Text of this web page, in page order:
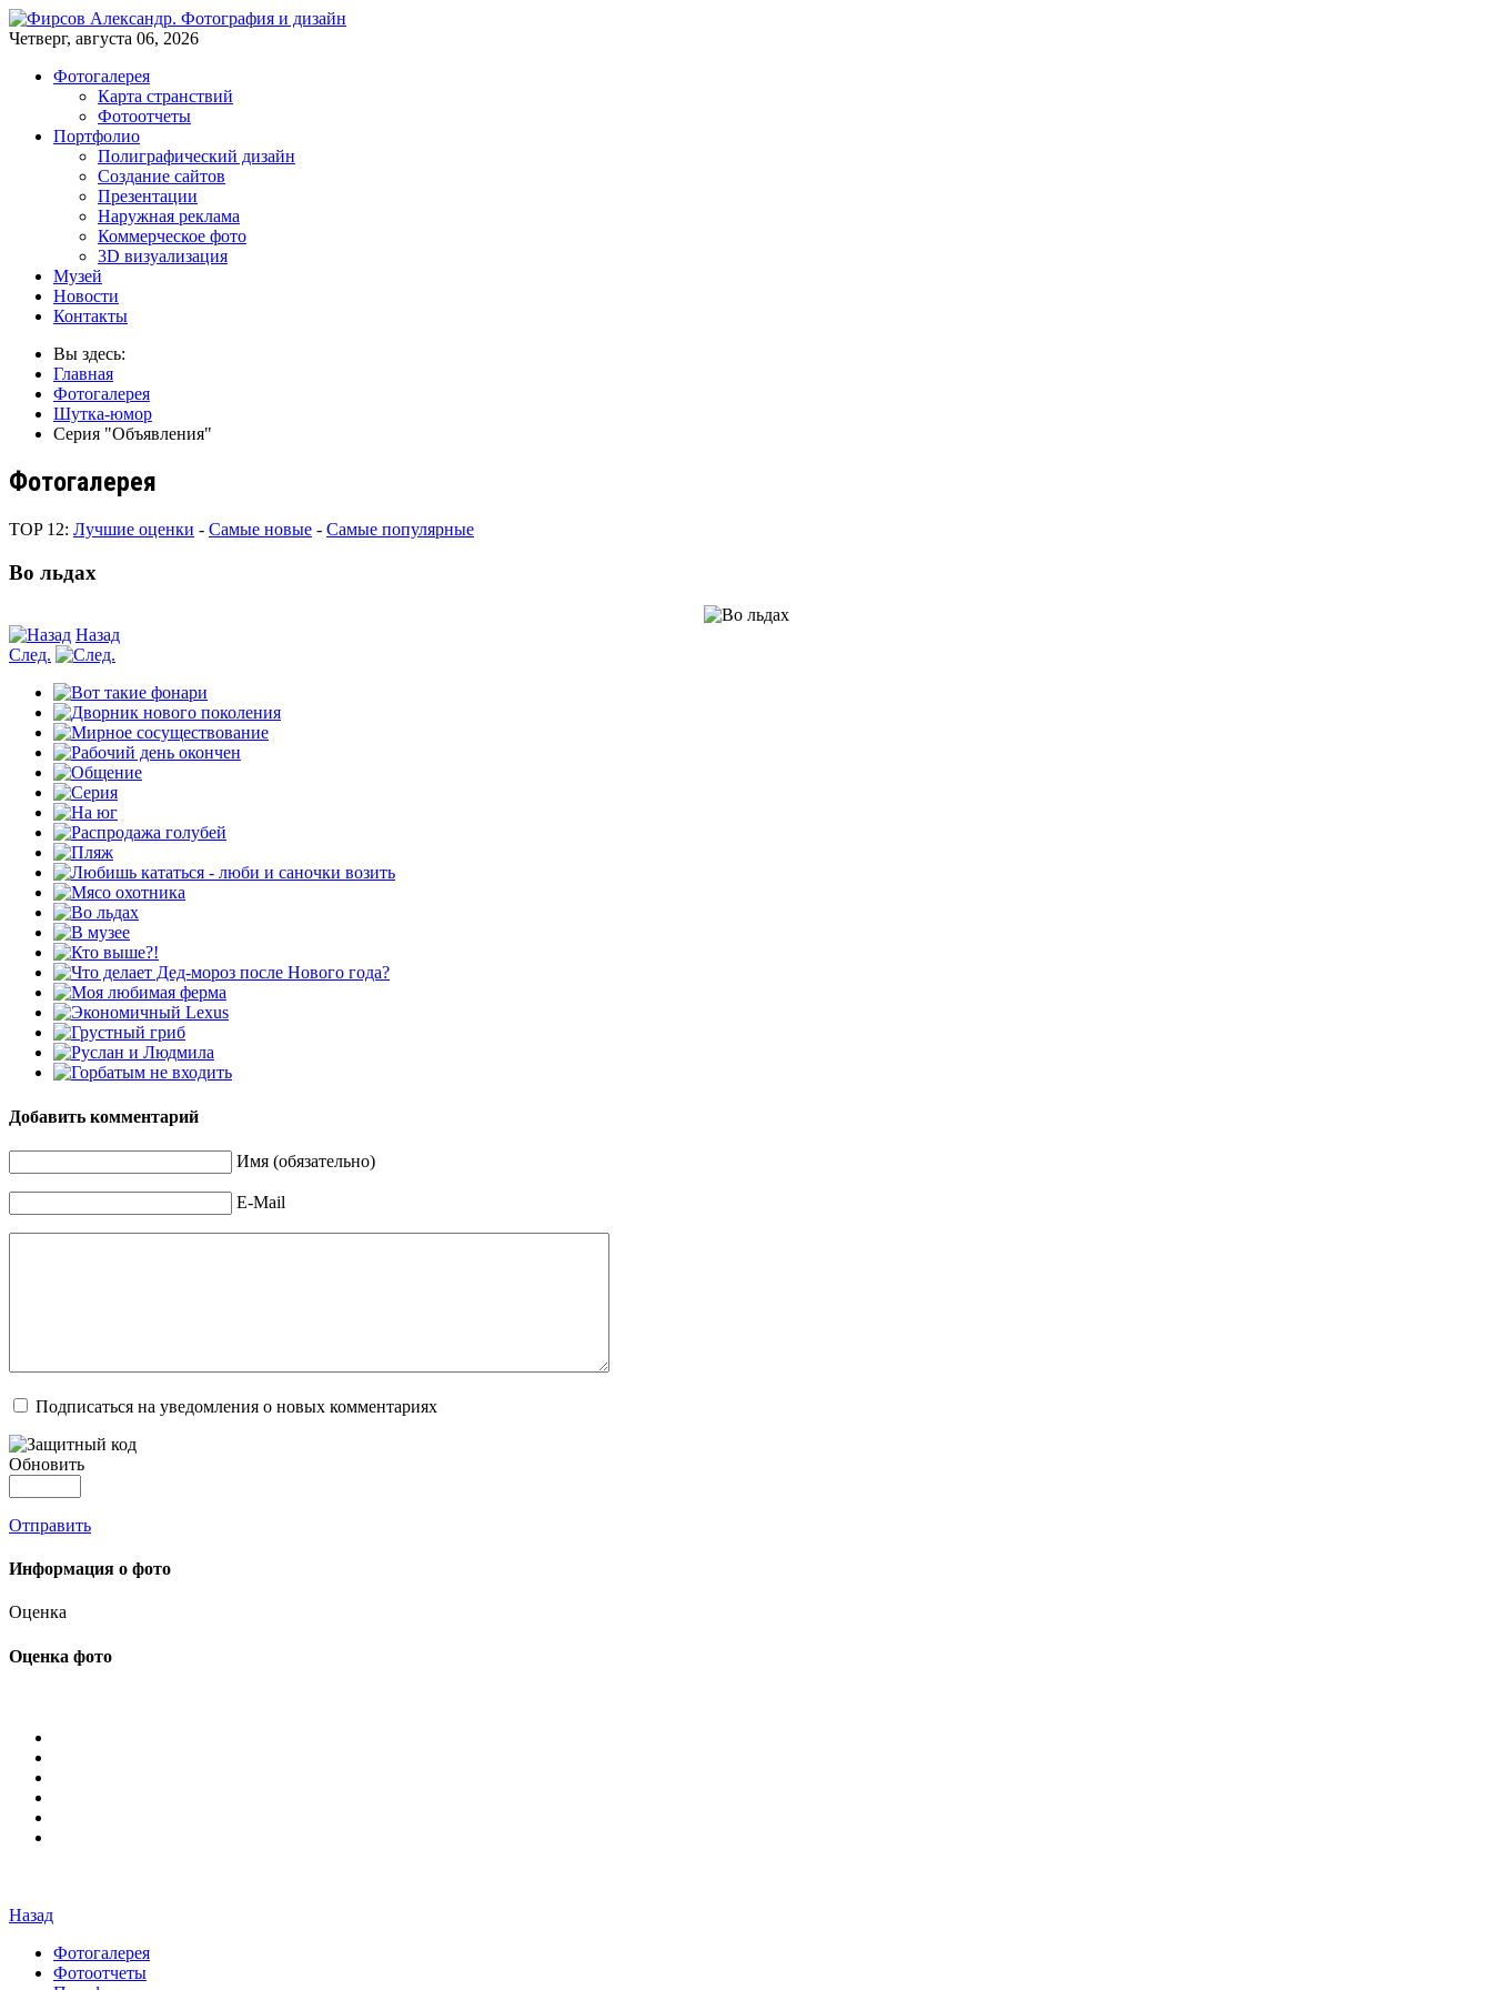
Четверг, августа 06, 2026
Фотогалерея
Карта странствий
Фотоотчеты
Портфолио
Полиграфический дизайн
Создание сайтов
Презентации
Наружная реклама
Коммерческое фото
3D визуализация
Музей
Новости
Контакты
Вы здесь:
Главная
Фотогалерея
Шутка-юмор
Серия "Объявления"
Фотогалерея
TOP 12: Лучшие оценки - Самые новые - Самые популярные
Во льдах
Назад
След.
Добавить комментарий
Имя (обязательно)
E-Mail
Подписаться на уведомления о новых комментариях
Обновить
Отправить
Информация о фото
Оценка
Оценка фото
Назад
Фотогалерея
Фотоотчеты